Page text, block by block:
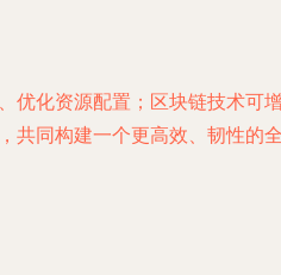
优化资源配置；区块链技术可
共同构建一个更高效、韧性的